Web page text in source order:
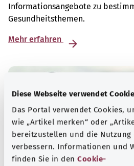
Diese Webseite verwendet
Das Portal verwendet Cookies,
wie „Artikel merken“ oder
bereitzustellen und die Nutzung
verbessern. Informationen und
finden Sie in den Cookie-
Informationsangebote zu
Gesundheitsthemen.
Mehr erfahren